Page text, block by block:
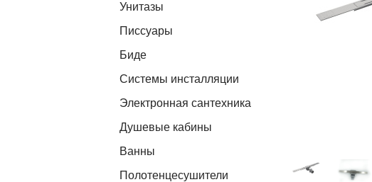
Унитазы
Писсуары
Биде
Системы инсталляции
Электронная сантехника
Душевые кабины
Ванны
Полотенцесушители